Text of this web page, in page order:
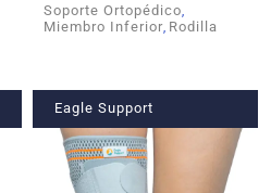
Soporte Ortopédico,
Miembro Inferior, Rodilla
Eagle Support